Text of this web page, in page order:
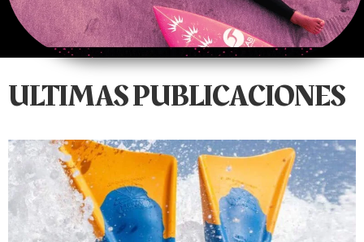
ULTIMAS PUBLICACIONES